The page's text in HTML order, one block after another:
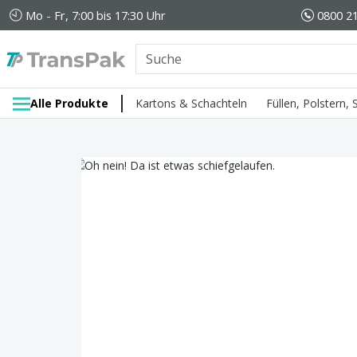
Mo - Fr, 7:00 bis 17:30 Uhr 0800
Alle Produkte Kartons & Schachteln Füllen, Polstern,